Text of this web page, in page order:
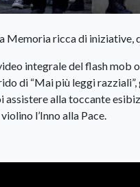
Memoria ricca di iniziative,
integrale del flash mob
di “Mai più leggi
assistere alla toccante
l’Inno alla Pace.